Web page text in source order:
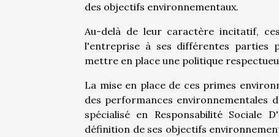
des objectifs environnementaux.
Au-delà de leur caractère incitatif,
l'entreprise à ses différentes parties
mettre en place une politique
La mise en place de ces primes
des performances environnementales
spécialisé en Responsabilité Sociale
définition de ses objectifs